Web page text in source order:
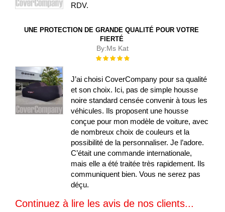
RDV.
UNE PROTECTION DE GRANDE QUALITÉ POUR VOTRE
FIERTÉ
By:Ms Kat
Évaluation :
J’ai choisi CoverCompany pour sa qualité
et son choix. Ici, pas de simple housse
noire standard censée convenir à tous les
véhicules. Ils proposent une housse
conçue pour mon modèle de voiture, avec
de nombreux choix de couleurs et la
possibilité de la personnaliser. Je l’adore.
C’était une commande internationale,
mais elle a été traitée très rapidement. Ils
communiquent bien. Vous ne serez pas
déçu.
Continuez à lire les avis de nos clients...